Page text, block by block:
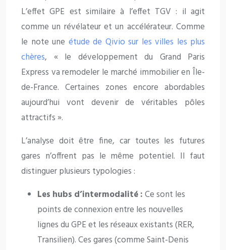
L’effet GPE est similaire à l’effet TGV : il agit
comme un révélateur et un accélérateur. Comme
le note une étude de Qivio sur les villes les plus
chères, « le développement du Grand Paris
Express va remodeler le marché immobilier en Île-
de-France. Certaines zones encore abordables
aujourd’hui vont devenir de véritables pôles
attractifs ».
L’analyse doit être fine, car toutes les futures
gares n’offrent pas le même potentiel. Il faut
distinguer plusieurs typologies :
Les hubs d’intermodalité :Ce sont les
points de connexion entre les nouvelles
lignes du GPE et les réseaux existants (RER,
Transilien). Ces gares (comme Saint-Denis